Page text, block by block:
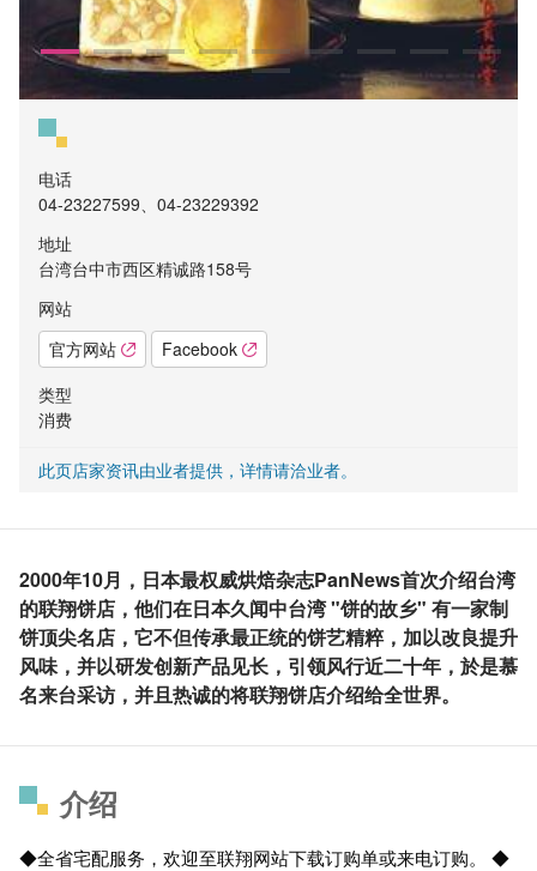
电话
04-23227599、04-23229392
地址
台湾台中市西区精诚路158号
网站
官方网站
Facebook
类型
消费
此页店家资讯由业者提供，详情请洽业者。
2000年10月，日本最权威烘焙杂志PanNews首次介绍台湾
的联翔饼店，他们在日本久闻中台湾 "饼的故乡" 有一家制
饼顶尖名店，它不但传承最正统的饼艺精粹，加以改良提升
风味，并以研发创新产品见长，引领风行近二十年，於是慕
名来台采访，并且热诚的将联翔饼店介绍给全世界。
介绍
◆全省宅配服务，欢迎至联翔网站下载订购单或来电订购。 ◆